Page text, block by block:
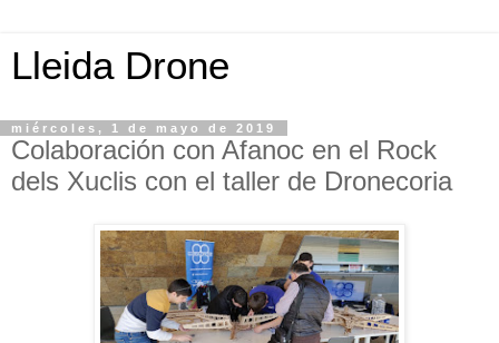
Lleida Drone
miércoles, 1 de mayo de 2019
Colaboración con Afanoc en el Rock
dels Xuclis con el taller de Dronecoria